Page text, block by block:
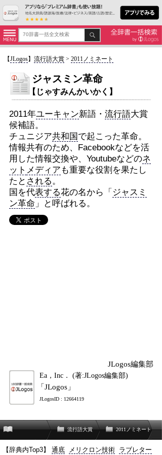
【JLogos】 流行語大賞> 2011ノミネート
ジャスミン革命
【じゃすみんかいかく】
2011年ユーキャン新語・ 流行語大賞
候補語。
チュニジア共和国 で起こった革命。
情報共有のため、Facebookなどを活
用した情報交換や、Youtubeなどのネ
ット メディア も重要な役割を果たし
たと される。
国を代表する花の名から「 ジャスミ
ン革命 」と呼ばれる。
JLogos編集部
Ea，Inc． (著:JLogos編集部)
「JLogos」
JLogosID : 12664119
流行語大賞 2011ノミネート
【辞典内Top3】 通底 メリクロン技術 ラブレター